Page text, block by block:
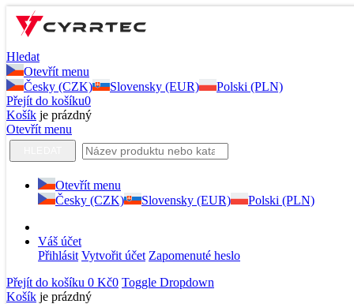
Hledat
Otevřít menu
Česky (CZK)
Slovensky (EUR)
Polski (PLN)
Přejít do košíku0
Košík je prázdný
Otevřít menu
Otevřít menu
Česky (CZK)
Slovensky (EUR) Polski (PLN)
Váš účet
Přihlásit Vytvořit účet Zapomenuté heslo
Přejít do košíku 0 Kč0 Toggle Dropdown
Košík je prázdný